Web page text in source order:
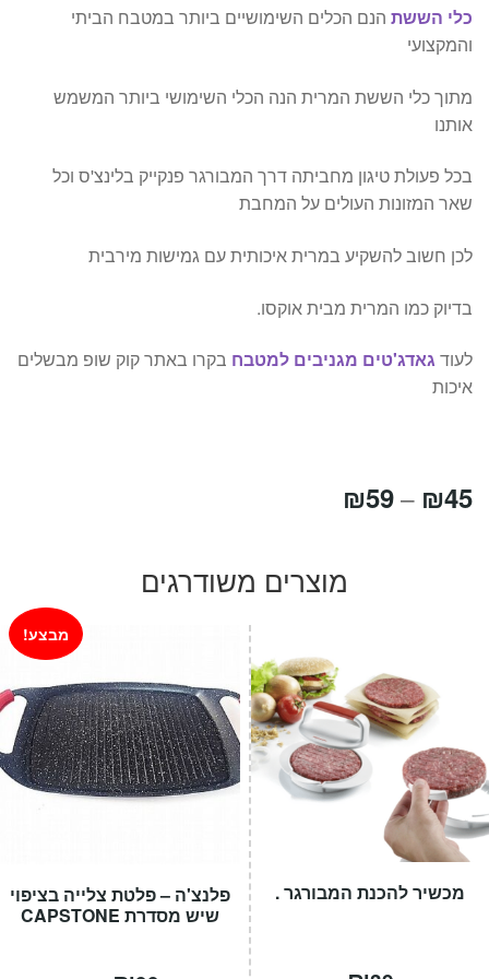
כלי הששת הנם הכלים השימושיים ביותר במטבח הביתי
והמקצועי
מתוך כלי הששת המרית הנה הכלי השימושי ביותר המשמש
אותנו
בכל פעולת טיגון מחביתה דרך המבורגר פנקייק בלינצ'ס וכל
שאר המזונות העולים על המחבת
לכן חשוב להשקיע במרית איכותית עם גמישות מירבית
בדיוק כמו המרית מבית אוקסו.
לעודגאדג'טים מגניבים למטבח בקרו באתר קוק שופ מבשלים
איכות
₪45
–
₪59
מוצרים משודרגים
פלנצ'ה – פלטת צלייה בציפוי
שיש מסדרת CAPSTONE
מבצע!
מכשיר להכנת המבורגר .